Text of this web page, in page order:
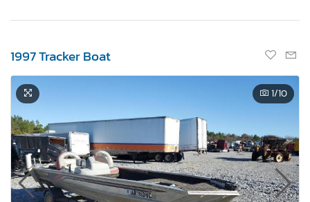
1997 Tracker Boat
1/10